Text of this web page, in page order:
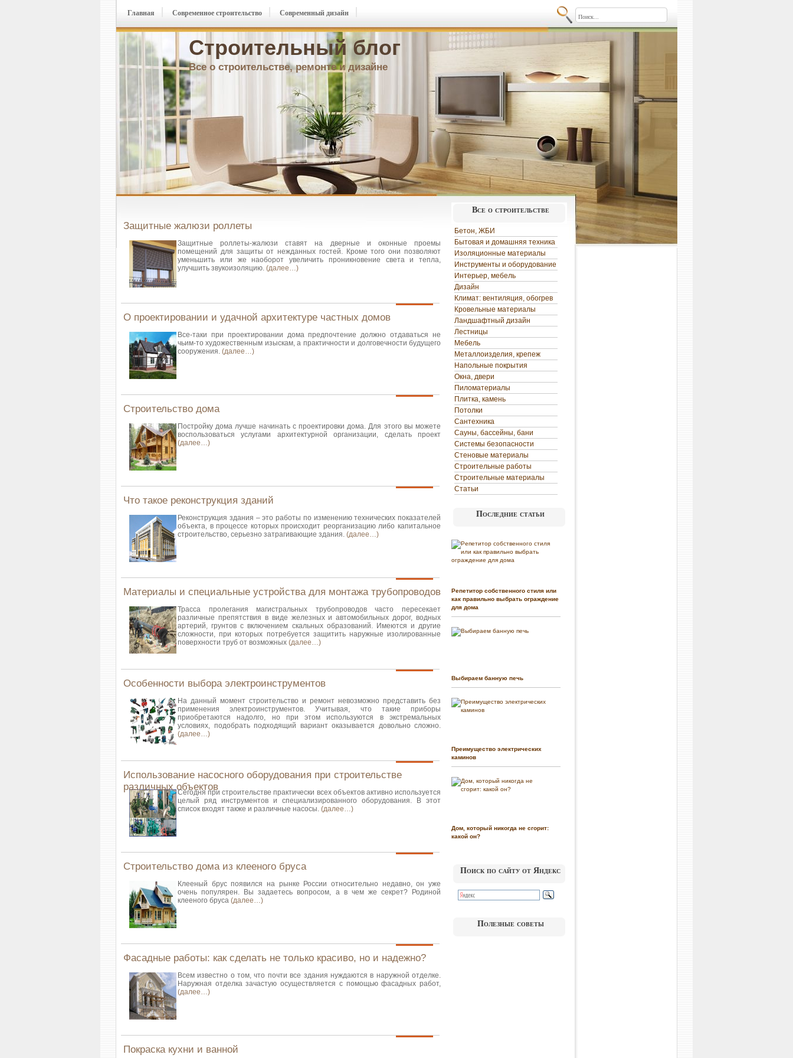
Строительный блог
Все о строительстве, ремонте и дизайне
Главная Современное строительство Современный дизайн
Защитные жалюзи роллеты
Защитные роллеты-жалюзи ставят на дверные и оконные проемы
помещений для защиты от нежданных гостей. Кроме того они позволяют
уменьшить или же наоборот увеличить проникновение света и тепла,
улучшить звукоизоляцию. (далее…)
О проектировании и удачной архитектуре частных домов
Все-таки при проектировании дома предпочтение должно отдаваться не
чьим-то художественным изыскам, а практичности и долговечности будущего
сооружения. (далее…)
Строительство дома
Постройку дома лучше начинать с проектировки дома. Для этого вы можете
воспользоваться услугами архитектурной организации, сделать проект
(далее…)
Что такое реконструкция зданий
Реконструкция здания – это работы по изменению технических показателей
объекта, в процессе которых происходит реорганизацию либо капитальное
строительство, серьезно затрагивающие здания. (далее…)
Материалы и специальные устройства для монтажа трубопроводов
Трасса пролегания магистральных трубопроводов часто пересекает
различные препятствия в виде железных и автомобильных дорог, водных
артерий, грунтов с включением скальных образований. Имеются и другие
сложности, при которых потребуется защитить наружные изолированные
поверхности труб от возможных (далее…)
Особенности выбора электроинструментов
На данный момент строительство и ремонт невозможно представить без
применения электроинструментов. Учитывая, что такие приборы
приобретаются надолго, но при этом используются в экстремальных
условиях, подобрать подходящий вариант оказывается довольно сложно.
(далее…)
Использование насосного оборудования при строительстве
различных объектовСегодня при строительстве практически всех объектов активно используется
целый ряд инструментов и специализированного оборудования. В этот
список входят также и различные насосы. (далее…)
Строительство дома из клееного бруса
Клееный брус появился на рынке России относительно недавно, он уже
очень популярен. Вы задаетесь вопросом, а в чем же секрет? Родиной
клееного бруса (далее…)
Фасадные работы: как сделать не только красиво, но и надежно?
Всем известно о том, что почти все здания нуждаются в наружной отделке.
Наружная отделка зачастую осуществляется с помощью фасадных работ,
(далее…)
Покраска кухни и ванной
Все о строительстве
Бетон, ЖБИ
Бытовая и домашняя техника
Изоляционные материалы
Инструменты и оборудование
Интерьер, мебель
Дизайн
Климат: вентиляция, обогрев
Кровельные материалы
Ландшафтный дизайн
Лестницы
Мебель
Металлоизделия, крепеж
Напольные покрытия
Окна, двери
Пиломатериалы
Плитка, камень
Потолки
Сантехника
Сауны, бассейны, бани
Системы безопасности
Стеновые материалы
Строительные работы
Строительные материалы
Статьи
Последние статьи
Репетитор собственного стиля или
как правильно выбрать ограждение
для дома
Выбираем банную печь
Преимущество электрических
каминов
Дом, который никогда не сгорит:
какой он?
Поиск по сайту от Яндекс
Полезные советы